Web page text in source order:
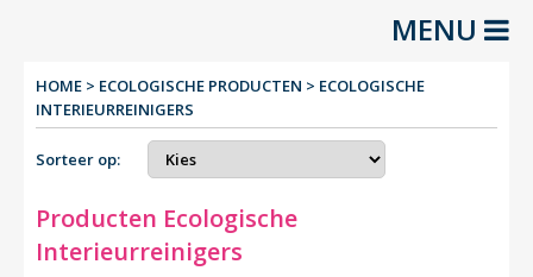
MENU
HOME > ECOLOGISCHE PRODUCTEN > ECOLOGISCHE
INTERIEURREINIGERS
Sorteer op:
Producten Ecologische
Interieurreinigers